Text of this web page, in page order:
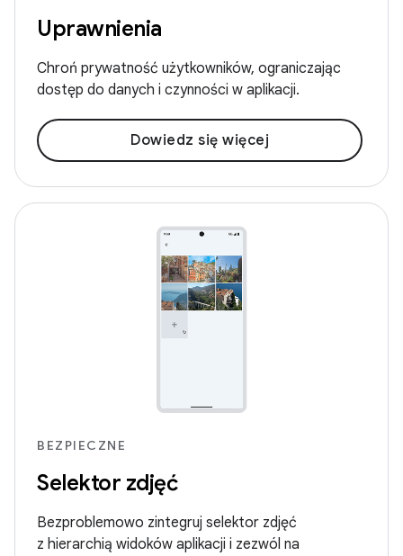
Uprawnienia
Chroń prywatność użytkowników, ograniczając
dostęp do danych i czynności w aplikacji.
Dowiedz się więcej
BEZPIECZNE
Selektor zdjęć
Bezproblemowo zintegruj selektor zdjęć
z hierarchią widoków aplikacji i zezwól na